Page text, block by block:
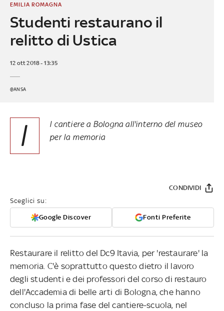
Studenti restaurano il
relitto di Ustica
EMILIA ROMAGNA
12 ott 2018 - 13:35
@ANSA
I
l cantiere a Bologna all'interno del museo
per la memoria
Sceglici su:
Google Discover Fonti Preferite
CONDIVIDI
Restaurare il relitto del Dc9 Itavia, per 'restaurare' la
memoria. C'è soprattutto questo dietro il lavoro
degli studenti e dei professori del corso di restauro
dell'Accademia di belle arti di Bologna, che hanno
concluso la prima fase del cantiere-scuola, nel